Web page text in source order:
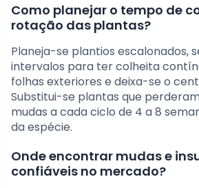
Como planejar o tempo de
rotação das plantas?
Planeja-se plantios escalonados,
intervalos para ter colheita
folhas exteriores e deixa-se o
Substitui-se plantas que
mudas a cada ciclo de 4 a 8
da espécie.
Onde encontrar mudas e
confiáveis no mercado?